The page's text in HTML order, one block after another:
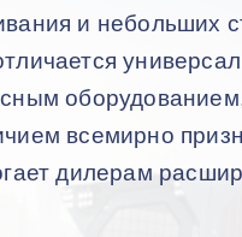
и небольших
всемирно
дилерам